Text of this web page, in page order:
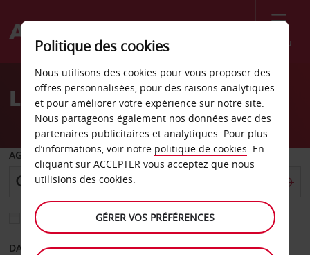
Menu
Welcome
AvisLocation de voiture Qatar
AGENCE DE DÉPART
Sélectionnez une autre agence de retour
DATE DE DÉPART DATE DE RETOUR
Politique des cookies
Nous utilisons des cookies pour vous proposer des
offres personnalisées, pour des raisons analytiques
et pour améliorer votre expérience sur notre site.
Nous partageons également nos données avec des
partenaires publicitaires et analytiques. Pour plus
d’informations, voir notre politique de cookies. En
cliquant sur ACCEPTER vous acceptez que nous
utilisions des cookies.
GÉRER VOS PRÉFÉRENCES